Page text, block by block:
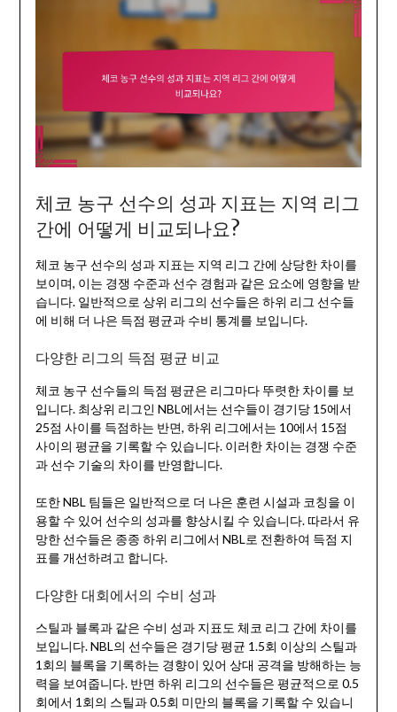
체코 농구 선수의 성과 지표는 지역 리그
간에 어떻게 비교되나요?
체코 농구 선수의 성과 지표는 지역 리그 간에 상당한 차이를
보이며, 이는 경쟁 수준과 선수 경험과 같은 요소에 영향을 받
습니다. 일반적으로 상위 리그의 선수들은 하위 리그 선수들
에 비해 더 나은 득점 평균과 수비 통계를 보입니다.
다양한 리그의 득점 평균 비교
체코 농구 선수들의 득점 평균은 리그마다 뚜렷한 차이를 보
입니다. 최상위 리그인 NBL에서는 선수들이 경기당 15에서
25점 사이를 득점하는 반면, 하위 리그에서는 10에서 15점
사이의 평균을 기록할 수 있습니다. 이러한 차이는 경쟁 수준
과 선수 기술의 차이를 반영합니다.
또한 NBL 팀들은 일반적으로 더 나은 훈련 시설과 코칭을 이
용할 수 있어 선수의 성과를 향상시킬 수 있습니다. 따라서 유
망한 선수들은 종종 하위 리그에서 NBL로 전환하여 득점 지
표를 개선하려고 합니다.
다양한 대회에서의 수비 성과
스틸과 블록과 같은 수비 성과 지표도 체코 리그 간에 차이를
보입니다. NBL의 선수들은 경기당 평균 1.5회 이상의 스틸과
1회의 블록을 기록하는 경향이 있어 상대 공격을 방해하는 능
력을 보여줍니다. 반면 하위 리그의 선수들은 평균적으로 0.5
회에서 1회의 스틸과 0.5회 미만의 블록을 기록할 수 있습니